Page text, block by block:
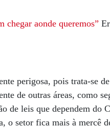
chegar aonde queremos”
perigosa, pois trata-se
de outras áreas, como
de leis que dependem do
o setor fica mais à mercê